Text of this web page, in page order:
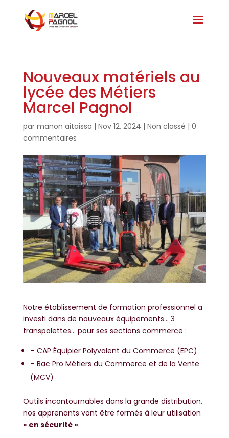
Nouveaux matériels au
lycée des Métiers
Marcel Pagnol
par manon aitaissa | Nov 12, 2024 | Non classé | 0
commentaires
Notre établissement de formation professionnel a
investi dans de nouveaux équipements… 3
transpalettes… pour ses sections commerce :
– CAP Équipier Polyvalent du Commerce (EPC)
– Bac Pro Métiers du Commerce et de la Vente
(MCV)
Outils incontournables dans la grande distribution,
nos apprenants vont être formés à leur utilisation
« en sécurité ».